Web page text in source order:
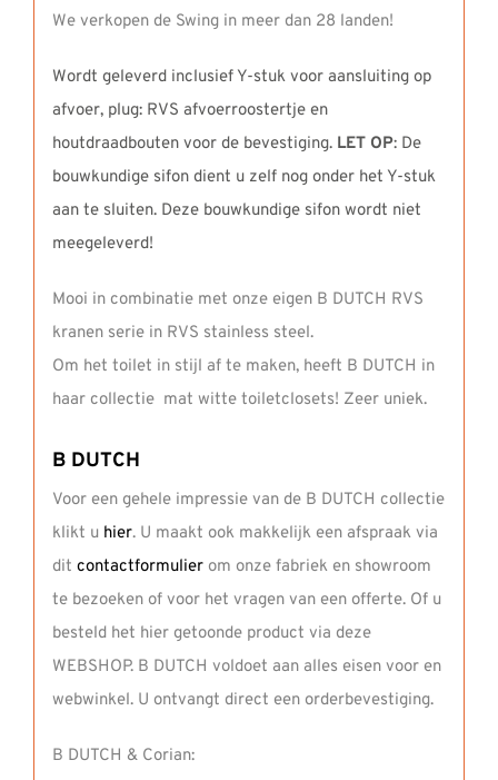
We verkopen de Swing in meer dan 28 landen!
Wordt geleverd inclusief Y-stuk voor aansluiting op
afvoer, plug: RVS afvoerroostertje en
houtdraadbouten voor de bevestiging. LET OP: De
bouwkundige sifon dient u zelf nog onder het Y-stuk
aan te sluiten. Deze bouwkundige sifon wordt niet
meegeleverd!
Mooi in combinatie met onze eigen B DUTCH RVS
kranen serie in RVS stainless steel.
Om het toilet in stijl af te maken, heeft B DUTCH in
haar collectie mat witte toiletclosets! Zeer uniek.
B DUTCH
Voor een gehele impressie van de B DUTCH collectie
klikt u hier. U maakt ook makkelijk een afspraak via
dit contactformulierom onze fabriek en showroom
te bezoeken of voor het vragen van een offerte. Of u
besteld het hier getoonde product via deze
WEBSHOP. B DUTCH voldoet aan alles eisen voor en
webwinkel. U ontvangt direct een orderbevestiging.
B DUTCH & Corian: